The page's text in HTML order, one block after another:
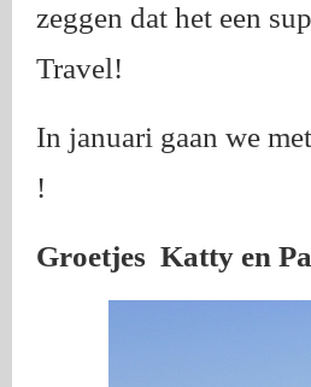
zeggen dat het een
Travel!
In januari gaan we
!
Groetjes Katty en